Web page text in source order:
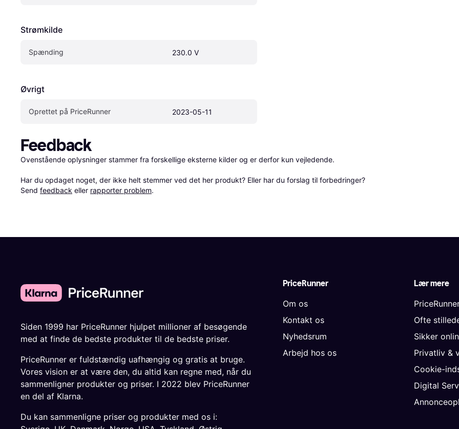
Strømkilde
Spænding 230.0 V
Øvrigt
Oprettet på PriceRunner 2023-05-11
Feedback
Ovenstående oplysninger stammer fra forskellige eksterne kilder og er derfor kun vejledende.
Har du opdaget noget, der ikke helt stemmer ved det her produkt? Eller har du forslag til forbedringer?
Send feedback eller rapporter problem.
PriceRunner
Om os
Kontakt os
Nyhedsrum
Arbejd hos os
Lær mere
Ofte
Sikker
Privatliv &
Cookie-
Digital
Siden 1999 har PriceRunner hjulpet millioner af besøgende
med at finde de bedste produkter til de bedste priser.
PriceRunner er fuldstændig uafhængig og gratis at bruge.
Vores vision er at være den, du altid kan regne med, når du
sammenligner produkter og priser. I 2022 blev PriceRunner
en del af Klarna.
Du kan sammenligne priser og produkter med os i: